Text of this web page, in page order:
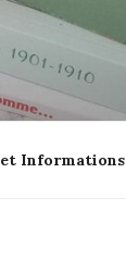
Informations